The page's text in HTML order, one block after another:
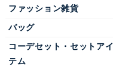
ファッション雑貨
バッグ
コーデセット・セットアイ
テム